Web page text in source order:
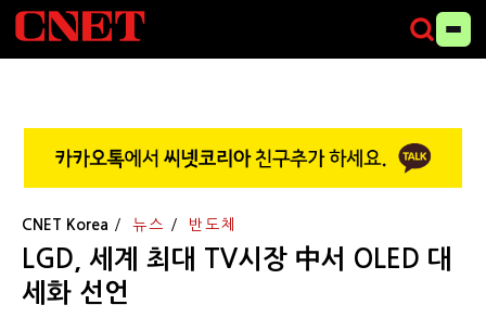
CNET Korea 뉴스 반도체
LGD, 세계 최대 TV시장 中서 OLED 대
세화 선언